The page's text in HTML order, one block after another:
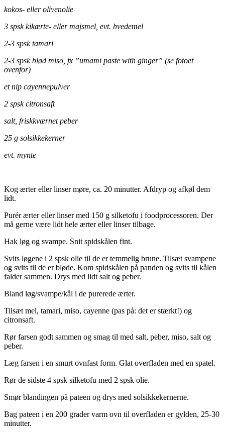
kokos- eller olivenolie
3 spsk kikærte- eller majsmel, evt. hvedemel
2-3 spsk tamari
2-3 spsk blød miso, fx ”umami paste with ginger” (se fotoet
ovenfor)
et nip cayennepulver
2 spsk citronsaft
salt, friskkværnet peber
25 g solsikkekerner
evt. mynte
Kog ærter eller linser møre, ca. 20 minutter. Afdryp og afkøl dem
lidt.
Purér ærter eller linser med 150 g silketofu i foodprocessoren. Der
må gerne være lidt hele ærter eller linser tilbage.
Hak løg og svampe. Snit spidskålen fint.
Svits løgene i 2 spsk olie til de er temmelig brune. Tilsæt svampene
og svits til de er bløde. Kom spidskålen på panden og svits til kålen
falder sammen. Drys med lidt salt og peber.
Bland løg/svampe/kål i de purerede ærter.
Tilsæt mel, tamari, miso, cayenne (pas på: det er stærkt!) og
citronsaft.
Rør farsen godt sammen og smag til med salt, peber, miso, salt og
peber.
Læg farsen i en smurt ovnfast form. Glat overfladen med en spatel.
Rør de sidste 4 spsk silketofu med 2 spsk olie.
Smør blandingen på pateen og drys med solsikkekernerne.
Bag pateen i en 200 grader varm ovn til overfladen er gylden, 25-30
minutter.